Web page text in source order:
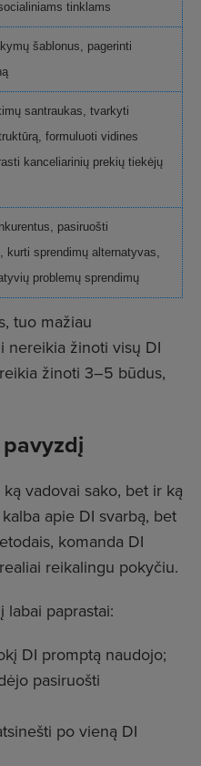
tinklams
šablonus, pagerinti
santraukas, tvarkyti
formuluoti vidines
kanceliarinių prekių tiekėjų
pasiruošti
kurti sprendimų alternatyvas,
problemų sprendimų
tuo mažiau
nereikia žinoti visų DI
žinoti 3–5 būdus,
vadovai sako, bet ir ką
apie DI svarbą, bet
komanda DI
reikalingu pokyčiu.
labai paprastai:
DI promptą naudojo;
pasiruošti
po vieną DI